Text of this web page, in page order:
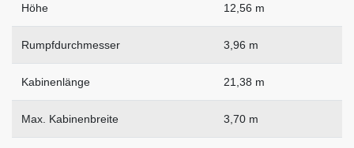
Höhe 12,56 m
Rumpfdurchmesser 3,96 m
Kabinenlänge 21,38 m
Max. Kabinenbreite 3,70 m